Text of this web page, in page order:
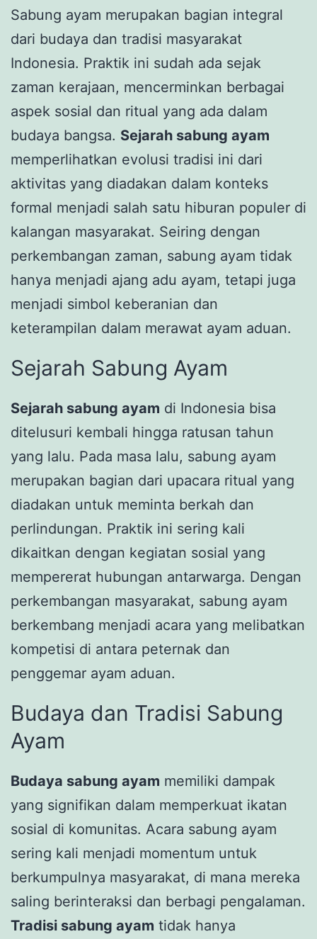
Sabung ayam merupakan bagian integral
dari budaya dan tradisi masyarakat
Indonesia. Praktik ini sudah ada sejak
zaman kerajaan, mencerminkan berbagai
aspek sosial dan ritual yang ada dalam
budaya bangsa. Sejarah sabung ayam
memperlihatkan evolusi tradisi ini dari
aktivitas yang diadakan dalam konteks
formal menjadi salah satu hiburan populer di
kalangan masyarakat. Seiring dengan
perkembangan zaman, sabung ayam tidak
hanya menjadi ajang adu ayam, tetapi juga
menjadi simbol keberanian dan
keterampilan dalam merawat ayam aduan.
Sejarah Sabung Ayam
Sejarah sabung ayam di Indonesia bisa
ditelusuri kembali hingga ratusan tahun
yang lalu. Pada masa lalu, sabung ayam
merupakan bagian dari upacara ritual yang
diadakan untuk meminta berkah dan
perlindungan. Praktik ini sering kali
dikaitkan dengan kegiatan sosial yang
mempererat hubungan antarwarga. Dengan
perkembangan masyarakat, sabung ayam
berkembang menjadi acara yang melibatkan
kompetisi di antara peternak dan
penggemar ayam aduan.
Budaya dan Tradisi Sabung
Ayam
Budaya sabung ayam memiliki dampak
yang signifikan dalam memperkuat ikatan
sosial di komunitas. Acara sabung ayam
sering kali menjadi momentum untuk
berkumpulnya masyarakat, di mana mereka
saling berinteraksi dan berbagi pengalaman.
Tradisi sabung ayam tidak hanya